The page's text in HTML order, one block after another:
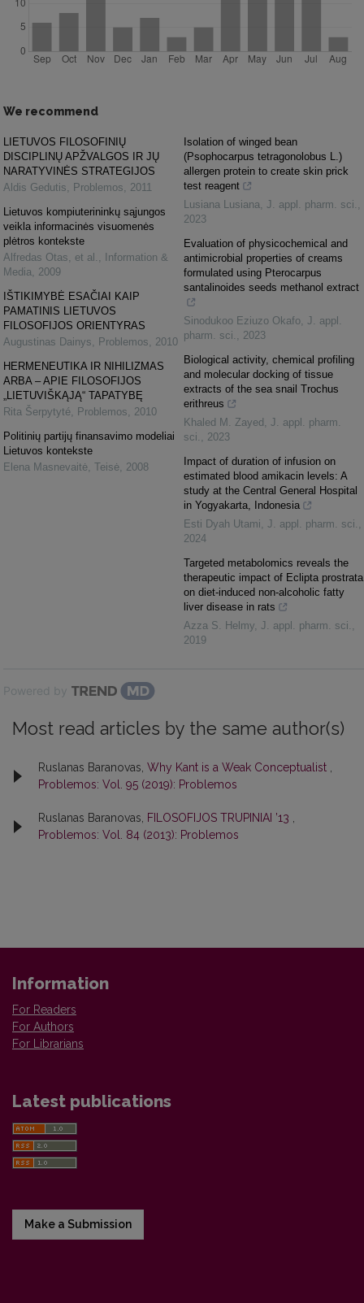
We recommend
LIETUVOS FILOSOFINIŲ
DISCIPLINŲ APŽVALGOS IR JŲ
NARATYVINĖS STRATEGIJOS
Aldis Gedutis, Problemos, 2011
Lietuvos kompiuterininkų sąjungos
veikla informacinės visuomenės
plėtros kontekste
Alfredas Otas, et al. ,
Information &
Media, 2009
IŠTIKIMYBĖ ESAČIAI KAIP
PAMATINIS LIETUVOS
FILOSOFIJOS ORIENTYRAS
Augustinas Dainys, Problemos, 2010
HERMENEUTIKA IR NIHILIZMAS
ARBA – APIE FILOSOFIJOS
„LIETUVIŠKĄJĄ“ TAPATYBĘ
Rita Šerpytyté, Problemos, 2010
Politinių partijų finansavimo modeliai
Lietuvos kontekste
Elena Masnevaitė, Teisė, 2008
Isolation of winged bean
(Psophocarpus tetragonolobus L.)
allergen protein to create skin prick
test reagent
Lusiana Lusiana, J. appl. pharm. sci. ,
2023
Evaluation of physicochemical and
antimicrobial properties of creams
formulated using Pterocarpus
santalinoides seeds methanol extract
Sinodukoo Eziuzo Okafo, J. appl.
pharm. sci. , 2023
Biological activity, chemical profiling
and molecular docking of tissue
extracts of the sea snail Trochus
erithreus
Khaled M. Zayed , J. appl. pharm.
sci. , 2023
Impact of duration of infusion on
estimated blood amikacin levels: A
study at the Central General Hospital
in Yogyakarta, Indonesia
Esti Dyah Utami, J. appl. pharm. sci. ,
2024
Targeted metabolomics reveals the
therapeutic impact of Eclipta prostrata
on diet-induced non-alcoholic fatty
liver disease in rats
Azza S. Helmy, J. appl. pharm. sci. ,
2019
Powered by
Most read articles by the same author(s)
Ruslanas Baranovas, Why Kant is a Weak Conceptualist
Problemos: Vol. 95 (2019): Problemos
Ruslanas Baranovas, FILOSOFIJOS TRUPINIAI ’13
Problemos: Vol. 84 (2013): Problemos
Information
For Readers
For Authors
For Librarians
Latest publications
Make a Submission